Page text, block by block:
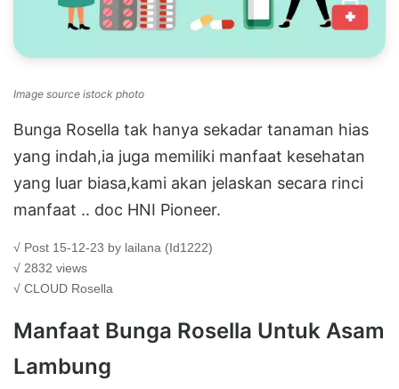
Image source istock photo
Bunga Rosella tak hanya sekadar tanaman hias
yang indah,ia juga memiliki manfaat kesehatan
yang luar biasa,kami akan jelaskan secara rinci
manfaat .. doc HNI Pioneer.
√ Post 15-12-23 by lailana (Id1222)
√ 2832 views
√ CLOUD Rosella
Manfaat Bunga Rosella Untuk Asam
Lambung